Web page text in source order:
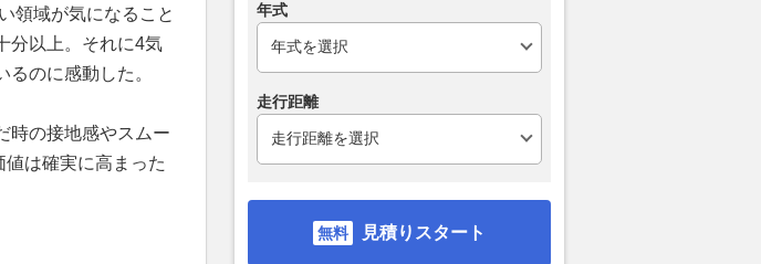
領域が気になること
分以上。それに4気
のに感動した。
時の接地感やスムー
は確実に高まった
年式
走行距離
見積りスタート